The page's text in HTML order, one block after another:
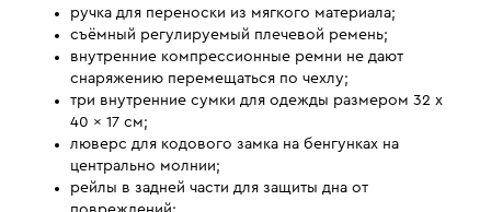
ручка для переноски из мягкого материала;
съёмный регулируемый плечевой ремень;
внутренние компрессионные ремни не дают
снаряжению перемещаться по чехлу;
три внутренние сумки для одежды размером 32 x
40 x 17 см;
люверс для кодового замка на бенгунках на
центрально молнии;
рейлы в задней части для защиты дна от